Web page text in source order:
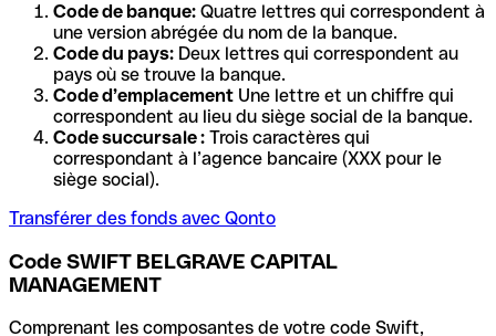
Code de banque: Quatre lettres qui correspondent à
une version abrégée du nom de la banque.
Code du pays: Deux lettres qui correspondent au
pays où se trouve la banque.
Code d’emplacement Une lettre et un chiffre qui
correspondent au lieu du siège social de la banque.
Code succursale : Trois caractères qui
correspondant à l’agence bancaire (XXX pour le
siège social).
Transférer des fonds avec Qonto
Code SWIFT BELGRAVE CAPITAL
MANAGEMENT
Comprenant les composantes de votre code Swift,